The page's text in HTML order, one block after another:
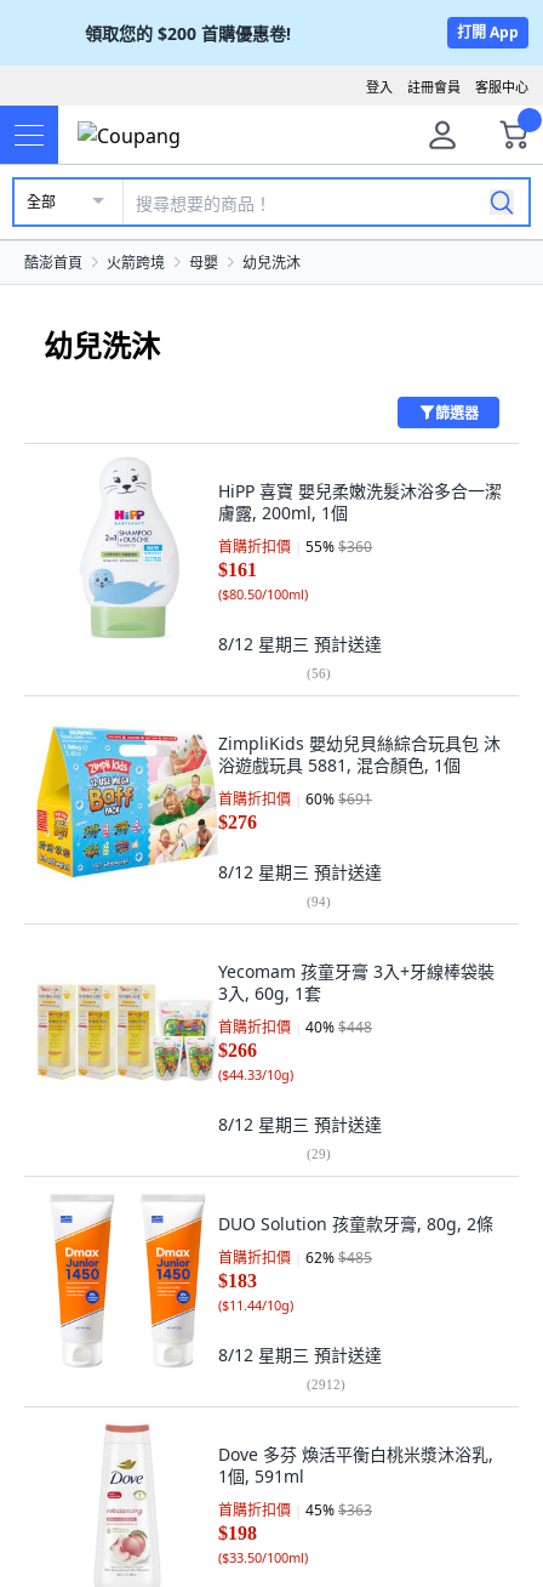
領取您的 $200 首購優惠卷! 打開 App
客服中心
註冊會員
登入
全部
酷澎首頁 火箭跨境 母嬰 幼兒洗沐
幼兒洗沐
篩選器
HiPP 喜寶 嬰兒柔嫩洗髮沐浴多合一潔
膚露, 200ml, 1個
首購折扣價 55%$360
$161
($80.50/100ml)
8/12 星期三 預計送達
(56)
ZimpliKids 嬰幼兒貝絲綜合玩具包 沐
浴遊戲玩具 5881, 混合顏色, 1個
首購折扣價 60%$691
$276
8/12 星期三 預計送達
(94)
Yecomam 孩童牙膏 3入+牙線棒袋裝
3入, 60g, 1套
首購折扣價 40%$448
$266
($44.33/10g)
8/12 星期三 預計送達
(29)
DUO Solution 孩童款牙膏, 80g, 2條
首購折扣價 62%$485
$183
($11.44/10g)
8/12 星期三 預計送達
(2912)
Dove 多芬 煥活平衡白桃米漿沐浴乳,
1個, 591ml
首購折扣價 45%$363
$198
($33.50/100ml)